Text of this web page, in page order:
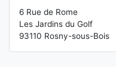
6 Rue de Rome
Les Jardins du Golf
93110 Rosny-sous-Bois